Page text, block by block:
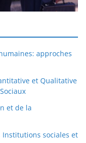
approches
et Qualitative
et de la
sociales et